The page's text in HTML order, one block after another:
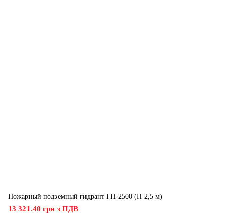
Пожарный подземный гидрант ГП-2500 (H 2,5 м)
13 321.40 грн з ПДВ